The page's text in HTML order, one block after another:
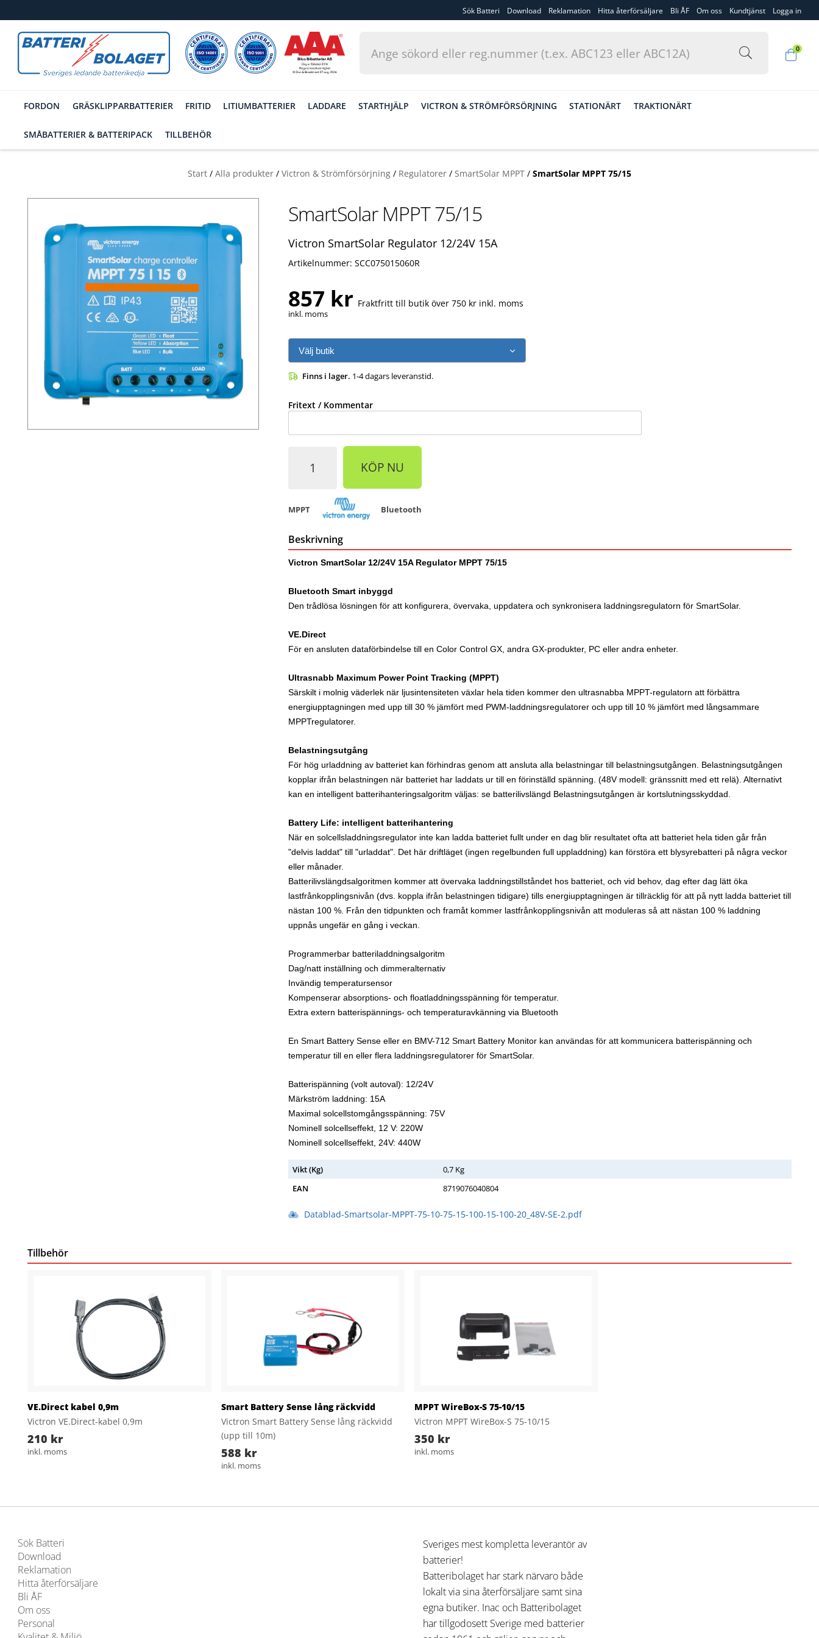
Sök Batteri Download Reklamation Hitta återförsäljare Bli ÅF Om oss Kundtjänst Logga in
0
FORDON GRÄSKLIPPARBATTERIER FRITID LITIUMBATTERIER LADDARE STARTHJÄLP VICTRON & STRÖMFÖRSÖRJNING STATIONÄRT TRAKTIONÄRT
SMÅBATTERIER & BATTERIPACK TILLBEHÖR
Start / Alla produkter / Victron & Strömförsörjning / Regulatorer / SmartSolar MPPT / SmartSolar MPPT 75/15
SmartSolar MPPT 75/15
Victron SmartSolar Regulator 12/24V 15A
Artikelnummer: SCC075015060R
857 kr
inkl. moms
Fraktfritt till butik över 750 kr inkl. moms
Finns i lager. 1-4 dagars leveranstid.
Fritext / Kommentar
KÖP NU
MPPT Bluetooth
Beskrivning
Victron SmartSolar 12/24V 15A Regulator MPPT 75/15
Bluetooth Smart inbyggd
Den trådlösa lösningen för att konfigurera, övervaka, uppdatera och synkronisera laddningsregulatorn för SmartSolar.
VE.Direct
För en ansluten dataförbindelse till en Color Control GX, andra GX-produkter, PC eller andra enheter.
Ultrasnabb Maximum Power Point Tracking (MPPT)
Särskilt i molnig väderlek när ljusintensiteten växlar hela tiden kommer den ultrasnabba MPPT-regulatorn att förbättra
energiupptagningen med upp till 30 % jämfört med PWM-laddningsregulatorer och upp till 10 % jämfört med långsammare
MPPTregulatorer.
Belastningsutgång
För hög urladdning av batteriet kan förhindras genom att ansluta alla belastningar till belastningsutgången. Belastningsutgången
kopplar ifrån belastningen när batteriet har laddats ur till en förinställd spänning. (48V modell: gränssnitt med ett relä). Alternativt
kan en intelligent batterihanteringsalgoritm väljas: se batterilivslängd Belastningsutgången är kortslutningsskyddad.
Battery Life: intelligent batterihantering
När en solcellsladdningsregulator inte kan ladda batteriet fullt under en dag blir resultatet ofta att batteriet hela tiden går från
"delvis laddat" till "urladdat". Det här driftläget (ingen regelbunden full uppladdning) kan förstöra ett blysyrebatteri på några veckor
eller månader.
Batterilivslängdsalgoritmen kommer att övervaka laddningstillståndet hos batteriet, och vid behov, dag efter dag lätt öka
lastfrånkopplingsnivån (dvs. koppla ifrån belastningen tidigare) tills energiupptagningen är tillräcklig för att på nytt ladda batteriet till
nästan 100 %. Från den tidpunkten och framåt kommer lastfrånkopplingsnivån att moduleras så att nästan 100 % laddning
uppnås ungefär en gång i veckan.
Programmerbar batteriladdningsalgoritm
Dag/natt inställning och dimmeralternativ
Invändig temperatursensor
Kompenserar absorptions- och floatladdningsspänning för temperatur.
Extra extern batterispännings- och temperaturavkänning via Bluetooth
En Smart Battery Sense eller en BMV-712 Smart Battery Monitor kan användas för att kommunicera batterispänning och
temperatur till en eller flera laddningsregulatorer för SmartSolar.
Batterispänning (volt autoval): 12/24V
Märkström laddning: 15A
Maximal solcellstomgångsspänning: 75V
Nominell solcellseffekt, 12 V: 220W
Nominell solcellseffekt, 24V: 440W
Vikt(Kg)
0,7 Kg
EAN
8719076040804
Datablad-Smartsolar-MPPT-75-10-75-15-100-15-100-20_48V-SE-2.pdf
Tillbehör
VE.Direct kabel 0,9m
Victron VE.Direct-kabel 0,9m
210 kr
inkl. moms
Smart Battery Sense lång räckvidd
Victron Smart Battery Sense lång räckvidd
(upp till 10m)
588 kr
inkl. moms
MPPT WireBox-S 75-10/15
Victron MPPT WireBox-S 75-10/15
350 kr
inkl. moms
Sök Batteri
Download
Reklamation
Hitta återförsäljare
Bli ÅF
Om oss
Personal
Sveriges mest kompletta leverantör av
batterier!
Batteribolaget har stark närvaro både
lokalt via sina återförsäljare samt sina
egna butiker. Inac och Batteribolaget
har tillgodosett Sverige med batterier